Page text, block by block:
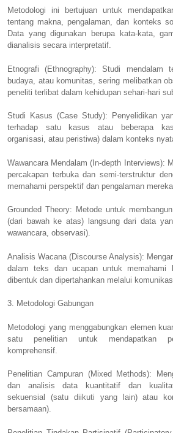
Metodologi ini bertujuan untuk
tentang makna, pengalaman, dan konteks
Data yang digunakan berupa kata-kata,
dianalisis secara interpretatif.
Etnografi (Ethnography): Studi mendalam
budaya, atau komunitas, sering melibatkan
peneliti terlibat dalam kehidupan sehari-hari
Studi Kasus (Case Study): Penyelidikan
terhadap satu kasus atau beberapa
organisasi, atau peristiwa) dalam konteks
Wawancara Mendalam (In-depth Interviews):
percakapan terbuka dan semi-terstruktur
memahami perspektif dan pengalaman
Grounded Theory: Metode untuk
(dari bawah ke atas) langsung dari data
wawancara, observasi).
Analisis Wacana (Discourse Analysis):
dalam teks dan ucapan untuk memahami
dibentuk dan dipertahankan melalui
3. Metodologi Gabungan
Metodologi yang menggabungkan elemen
satu penelitian untuk mendapatkan
komprehensif.
Penelitian Campuran (Mixed Methods):
dan analisis data kuantitatif dan
sekuensial (satu diikuti yang lain) atau
bersamaan).